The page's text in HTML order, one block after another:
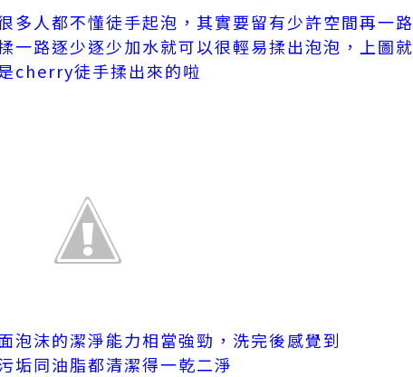
多人都不懂徒手起泡，其實要留有少許空間再一路
一路逐少逐少加水就可以很輕易揉出泡泡，上圖就
cherry徒手揉出來的啦
泡沫的潔淨能力相當強勁，洗完後感覺到
垢同油脂都清潔得一乾二淨